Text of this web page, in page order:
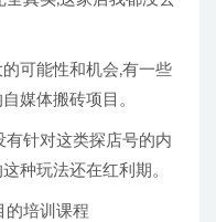
可能性和机会,有一些
媒体搬砖项目。
有针对这类探店号的内
种玩法还在红利期。
的培训课程